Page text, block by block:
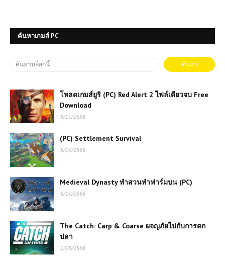
ค้นหาเกมส์ PC
โหลดเกมส์ยูริ (PC) Red Alert 2 ไฟล์เดียวจบ Free
Download
5/10/2568
(PC) Settlement Survival
5/09/2568
Medieval Dynasty ทำสวนทำฟาร์มบน (PC)
5/10/2568
The Catch: Carp & Coarse ผจญภัยไปกับการตก
ปลา
1/05/2568
ท้าทายสูงสุด
เกมส์ออนไลน์ Fall Brainrots เกม
ปาร์ตี้สุดฮา เล่นฟรี สนุกได้ทุกเวลา
เกมส์ออนไลน์ Motorbike Traffic
ความท้าทายบนท้องถนนที่ไม่เคยหยุด
นิ่ง
เกมส์ออนไลน์ฟรี MX OffRoad
Mountain Bike ผจญภัยบนเส้นทางสุด
โหด
(PC) MONSTER HUNTER RISE
Sunbreak | Free Download